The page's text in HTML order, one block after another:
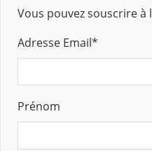
Vous pouvez souscrire à
Adresse Email*
Prénom